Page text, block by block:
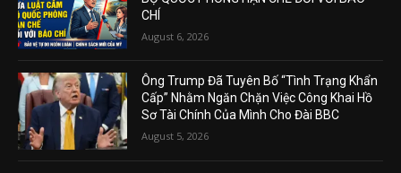
CHÍ
August 6, 2026
Ông Trump Đã Tuyên Bố “Tình Trạng Khẩn
Cấp” Nhằm Ngăn Chặn Việc Công Khai Hồ
Sơ Tài Chính Của Mình Cho Đài BBC
August 5, 2026